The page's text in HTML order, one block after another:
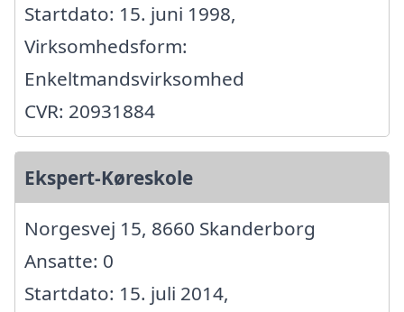
Startdato: 15. juni 1998,
Virksomhedsform:
Enkeltmandsvirksomhed
CVR: 20931884
Ekspert-Køreskole
Norgesvej 15, 8660 Skanderborg
Ansatte: 0
Startdato: 15. juli 2014,